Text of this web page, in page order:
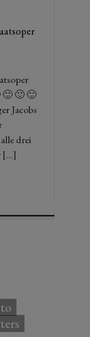
🙂 🙂 🙂
Jacobs
drei
[…]